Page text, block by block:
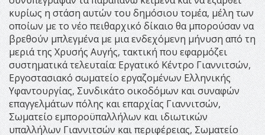
κυρίως η στάση αυτών του δημόσιου τομέα, μέλη των
οποίων με το νέο πειθαρχικό δίκαιο θα μπορούσαν να
βρεθούν μπλεγμένα με μια ενδεχόμενη μήνυση από τη
μεριά της Χρυσής Αυγής, τακτική που εφαρμόζει
συστηματικά τελευταία: Εργατικό Κέντρο Γιαννιτσών,
Εργοστασιακό σωματείο εργαζομένων Ελληνικής
Υφαντουργίας, Συνδικάτο οικοδόμων και συναφών
επαγγελμάτων πόλης και επαρχίας Γιαννιτσών,
Σωματείο εμποροϋπαλλήλων και ιδιωτικών
υπαλλήλων Γιαννιτσών και περιφέρειας, Σωματείο